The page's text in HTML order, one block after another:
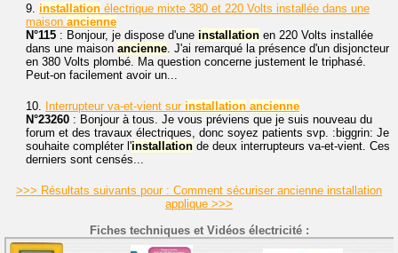
9. installation électrique mixte 380 et 220 Volts installée dans une
maison ancienne
N°115 : Bonjour, je dispose d'une installation en 220 Volts installée
dans une maison ancienne . J'ai remarqué la présence d'un disjoncteur
en 380 Volts plombé. Ma question concerne justement le triphasé.
Peut-on facilement avoir un...
10. Interrupteur va-et-vient sur installation ancienne
N°23260 : Bonjour à tous. Je vous préviens que je suis nouveau du
forum et des travaux électriques, donc soyez patients svp. :biggrin: Je
souhaite compléter l'installation de deux interrupteurs va-et-vient. Ces
derniers sont censés...
>>> Résultats suivants pour : Comment sécuriser ancienne installation
applique >>>
Fiches techniques et Vidéos électricité :